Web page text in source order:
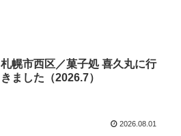
札幌市西区／菓子処 喜久丸に行
きました（2026.7）
2026.08.01